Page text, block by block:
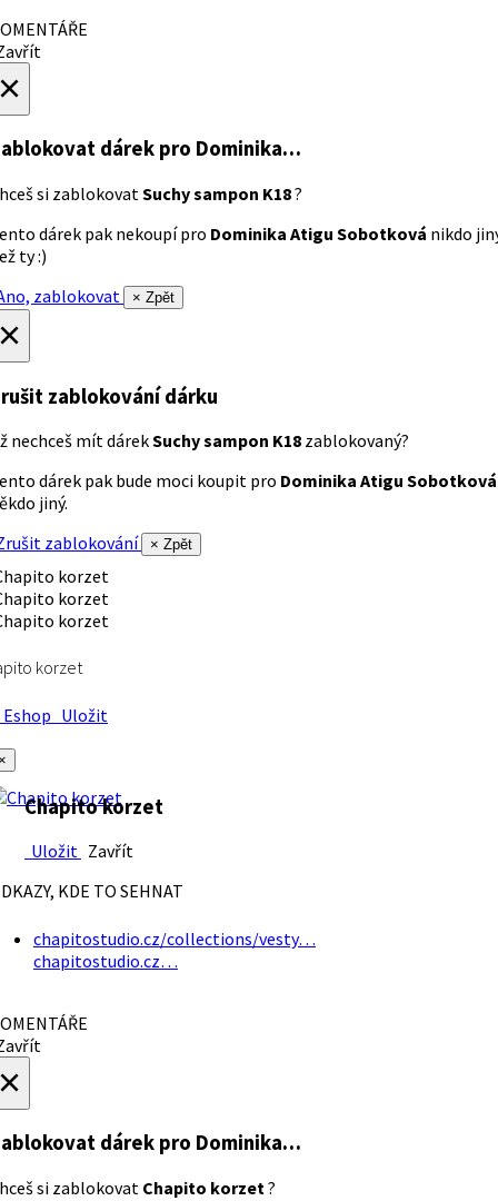
dárek pro Dominika…
si zablokovatSuchy sampon K18?
dárek pak nekoupí pro Dominika Atigu Sobotková nikdo
ty :)
zablokovat
× Zpět
zablokování dárku
nechceš mít dárekSuchy sampon K18 zablokovaný?
dárek pak bude moci koupit pro Dominika Atigu Sobotková
jiný.
zablokování
× Zpět
korzet
Uložit
Chapito korzet
Uložit Zavřít
KDE TO SEHNAT
chapitostudio.cz/collections/vesty…
chapitostudio.cz…
dárek pro Dominika…
si zablokovat Chapito korzet?